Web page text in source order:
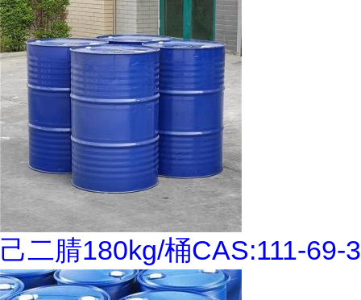
己二腈180kg/桶CAS:111-69-3